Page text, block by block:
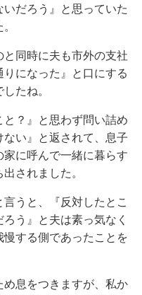
いだろう』と思っていた
同時に夫も市外の支社
になった』と口にする
たね。
と？』と思わず問い詰め
い』と返されて、息子
に呼んで一緒に暮らす
されました。
言うと、『反対したとこ
う』と夫は素っ気なく
する側であったことを
め息をつきますが、私か